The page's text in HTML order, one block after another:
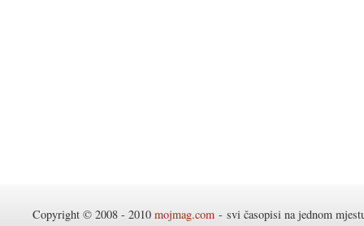
Copyright © 2008 - 2010 mojmag.com - svi časopisi na jednom